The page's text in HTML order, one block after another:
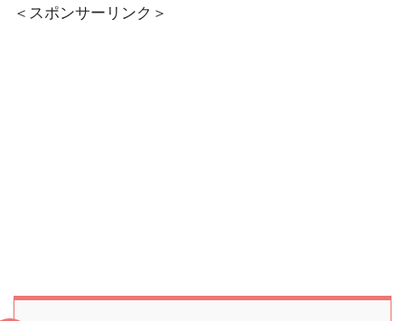
＜スポンサーリンク＞